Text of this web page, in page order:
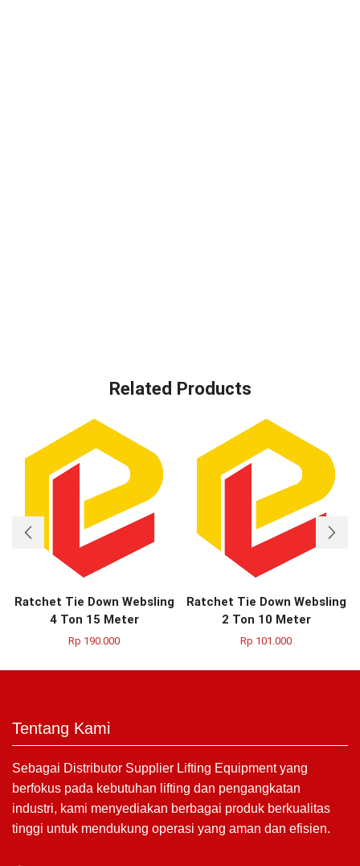
Related Products
Ratchet Tie Down Websling
4 Ton 15 Meter
Rp 190.000
Ratchet Tie Down Websling
2 Ton 10 Meter
Rp 101.000
Tentang Kami
Sebagai Distributor Supplier Lifting Equipment yang
berfokus pada kebutuhan lifting dan pengangkatan
industri, kami menyediakan berbagai produk berkualitas
tinggi untuk mendukung operasi yang aman dan efisien.